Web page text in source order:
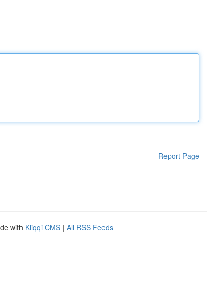
Report Page
with Kliqqi CMS | All RSS Feeds